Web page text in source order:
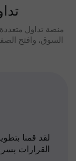
منصة تداول
السوق، وافتح
لقد قمنا
القرارات